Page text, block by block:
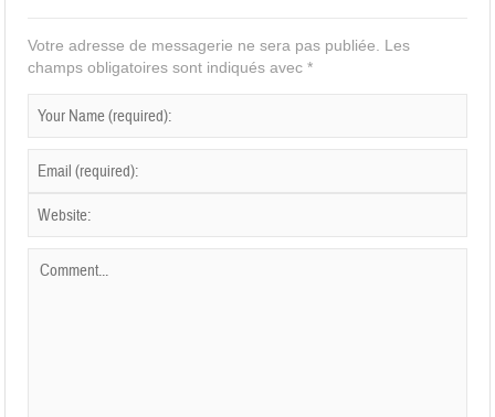
Votre adresse de messagerie ne sera pas publiée.
Les
champs obligatoires sont indiqués avec*